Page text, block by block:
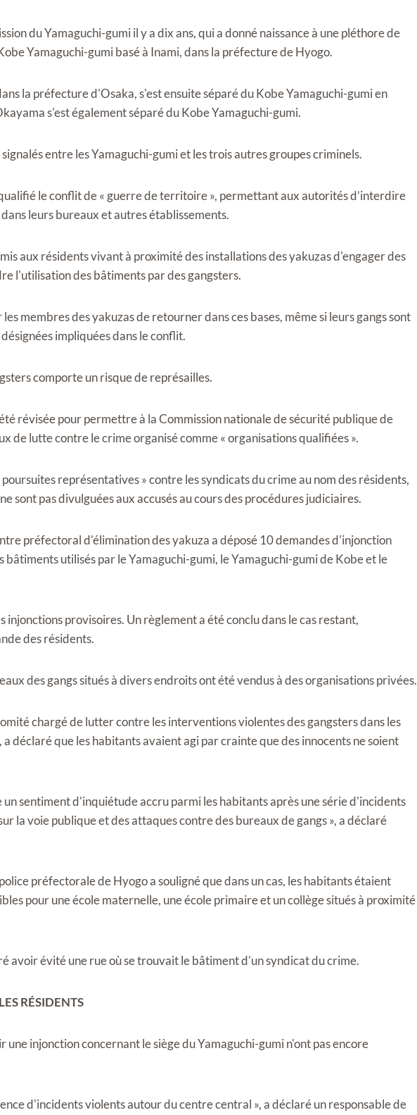
du Yamaguchi-gumi il y a dix ans, qui a donné naissance à une pléthore de
Yamaguchi-gumi basé à Inami, dans la préfecture de Hyogo.
la préfecture d'Osaka, s'est ensuite séparé du Kobe Yamaguchi-gumi en
s'est également séparé du Kobe Yamaguchi-gumi.
entre les Yamaguchi-gumi et les trois autres groupes criminels.
le conflit de « guerre de territoire », permettant aux autorités d’interdire
leurs bureaux et autres établissements.
aux résidents vivant à proximité des installations des yakuzas d'engager des
l'utilisation des bâtiments par des gangsters.
les membres des yakuzas de retourner dans ces bases, même si leurs gangs sont
impliquées dans le conflit.
comporte un risque de représailles.
révisée pour permettre à la Commission nationale de sécurité publique de
de lutte contre le crime organisé comme « organisations qualifiées ».
représentatives » contre les syndicats du crime au nom des résidents,
sont pas divulguées aux accusés au cours des procédures judiciaires.
préfectoral d'élimination des yakuza a déposé 10 demandes d'injonction
utilisés par le Yamaguchi-gumi, le Yamaguchi-gumi de Kobe et le
injonctions provisoires. Un règlement a été conclu dans le cas restant,
des résidents.
des gangs situés à divers endroits ont été vendus à des organisations privées.
chargé de lutter contre les interventions violentes des gangsters dans les
déclaré que les habitants avaient agi par crainte que des innocents ne soient
sentiment d'inquiétude accru parmi les habitants après une série d'incidents
la voie publique et des attaques contre des bureaux de gangs », a déclaré
préfectorale de Hyogo a souligné que dans un cas, les habitants étaient
pour une école maternelle, une école primaire et un collège situés à proximité
avoir évité une rue où se trouvait le bâtiment d'un syndicat du crime.
RÉSIDENTS
une injonction concernant le siège du Yamaguchi-gumi n'ont pas encore
d'incidents violents autour du centre central », a déclaré un responsable de